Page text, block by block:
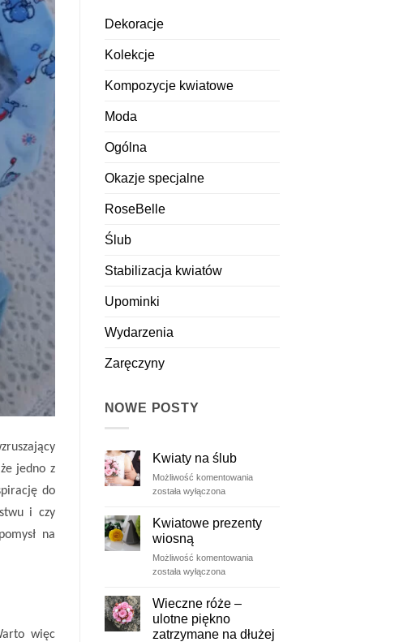
jedno z
do
i czy
na
więc
Dekoracje
Kolekcje
Kompozycje kwiatowe
Moda
Ogólna
Okazje specjalne
RoseBelle
Ślub
Stabilizacja kwiatów
Upominki
Wydarzenia
Zaręczyny
NOWE POSTY
Kwiaty na ślub
Możliwość komentowaniaKwiaty
została wyłączona
Kwiatowe prezenty
wiosną
Możliwość komentowaniaKwiatowe
została wyłączona
Wieczne róże –
ulotne piękno
zatrzymane na dłużej